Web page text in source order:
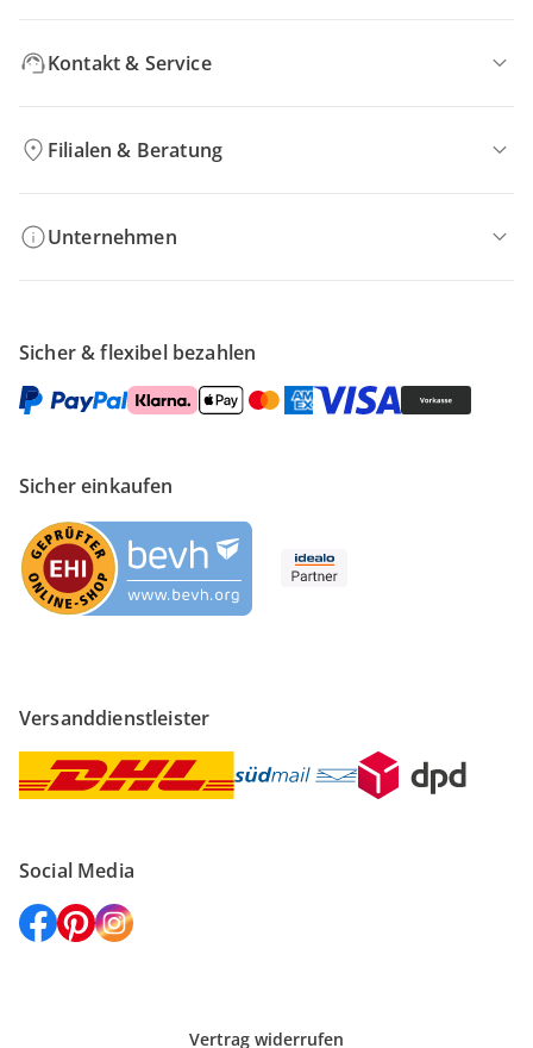
Kontakt & Service
Filialen & Beratung
Unternehmen
Sicher & flexibel bezahlen
Sicher einkaufen
Versanddienstleister
Social Media
Vertrag widerrufen